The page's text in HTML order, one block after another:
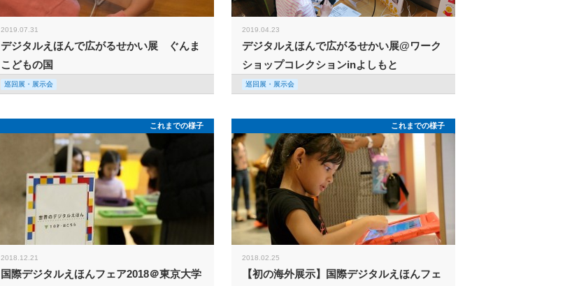
2019.07.31
デジタルえほんで広がるせかい展 ぐんま
こどもの国
巡回展・展示会
2019.04.23
デジタルえほんで広がるせかい展@ワーク
ショップコレクションinよしもと
巡回展・展示会
これまでの様子
2018.12.21
国際デジタルえほんフェア2018＠東京大学
これまでの様子
2018.02.25
【初の海外展示】国際デジタルえほんフェ